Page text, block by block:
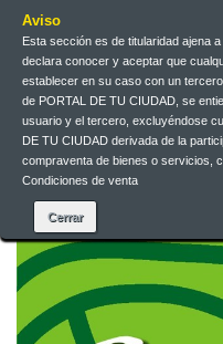
Aviso
Esta sección es de titularidad ajena
declara conocer y aceptar que
establecer en su caso con un
de PORTAL DE TU CIUDAD, se
usuario y el tercero, excluyéndose
DE TU CIUDAD derivada de la
compraventa de bienes o servicios,
Condiciones de venta
Español